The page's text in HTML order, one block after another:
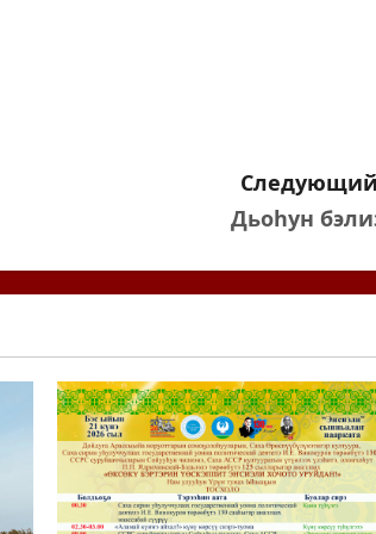
Дьоһун